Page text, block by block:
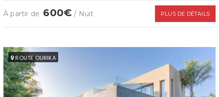
À partir de 600€ / Nuit PLUS DE DÉTAILS
ROUTE OURIKA